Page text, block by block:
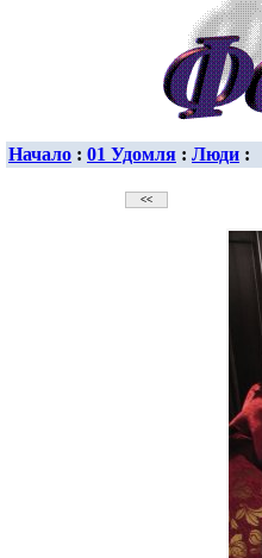
Начало : 01 Удомля : Люди :